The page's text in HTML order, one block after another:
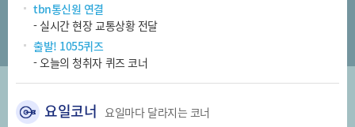
tbn통신원 연결
- 실시간 현장 교통상황 전달
출발! 1055퀴즈
- 오늘의 청취자 퀴즈 코너
요일코너 요일마다 달라지는 코너